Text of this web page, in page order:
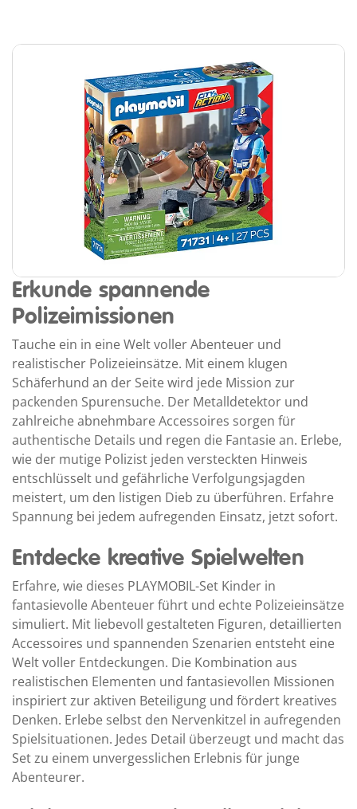
Erkunde spannende
Polizeimissionen
Tauche ein in eine Welt voller Abenteuer und
realistischer Polizeieinsätze. Mit einem klugen
Schäferhund an der Seite wird jede Mission zur
packenden Spurensuche. Der Metalldetektor und
zahlreiche abnehmbare Accessoires sorgen für
authentische Details und regen die Fantasie an. Erlebe,
wie der mutige Polizist jeden versteckten Hinweis
entschlüsselt und gefährliche Verfolgungsjagden
meistert, um den listigen Dieb zu überführen. Erfahre
Spannung bei jedem aufregenden Einsatz, jetzt sofort.
Entdecke kreative Spielwelten
Erfahre, wie dieses PLAYMOBIL-Set Kinder in
fantasievolle Abenteuer führt und echte Polizeieinsätze
simuliert. Mit liebevoll gestalteten Figuren, detaillierten
Accessoires und spannenden Szenarien entsteht eine
Welt voller Entdeckungen. Die Kombination aus
realistischen Elementen und fantasievollen Missionen
inspiriert zur aktiven Beteiligung und fördert kreatives
Denken. Erlebe selbst den Nervenkitzel in aufregenden
Spielsituationen. Jedes Detail überzeugt und macht das
Set zu einem unvergesslichen Erlebnis für junge
Abenteurer.